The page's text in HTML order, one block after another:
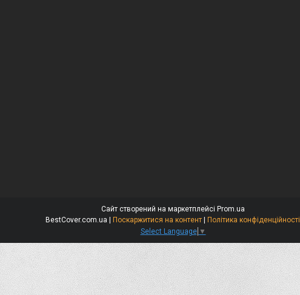
Сайт створений на маркетплейсі Prom.ua
BestCover.com.ua | Поскаржитися на контент | Політика конфіденційності
Select Language ▼